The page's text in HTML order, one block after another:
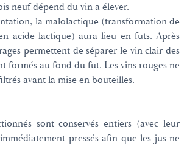
neuf dépend du vin a élever.
la malolactique (transformation de
acide lactique) aura lieu en futs. Après
permettent de séparer le vin clair des
formés au fond du fut. Les vins rouges ne
avant la mise en bouteilles.
sont conservés entiers (avec leur
pressés afin que les jus ne